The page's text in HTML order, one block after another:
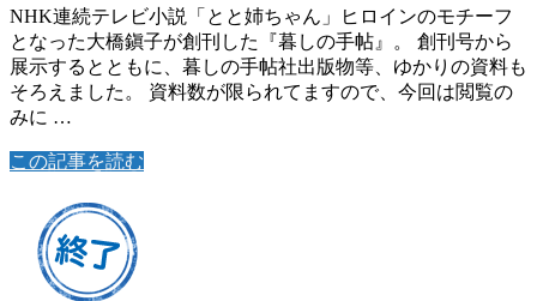
NHK連続テレビ小説「とと姉ちゃん」ヒロインのモチーフ
となった大橋鎭子が創刊した『暮しの手帖』。 創刊号から
展示するとともに、暮しの手帖社出版物等、ゆかりの資料も
そろえました。 資料数が限られてますので、今回は閲覧の
みに …
この記事を読む